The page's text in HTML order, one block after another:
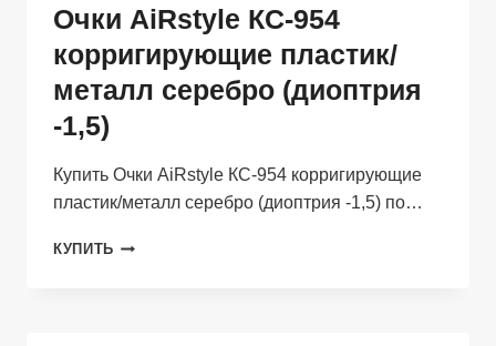
-1,25),
4
ШТ
Очки AiRstyle КС-954
корригирующие пластик/
металл серебро (диоптрия
-1,5)
Купить Очки AiRstyle КС-954 корригирующие
пластик/металл серебро (диоптрия -1,5) по…
КУПИТЬ ОЧКИ